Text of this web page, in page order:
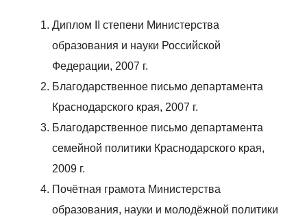
Диплом II степени Министерства
образования и науки Российской
Федерации, 2007 г.
Благодарственное письмо департамента
Краснодарского края, 2007 г.
Благодарственное письмо департамента
семейной политики Краснодарского края,
2009 г.
Почётная грамота Министерства
образования, науки и молодёжной политики